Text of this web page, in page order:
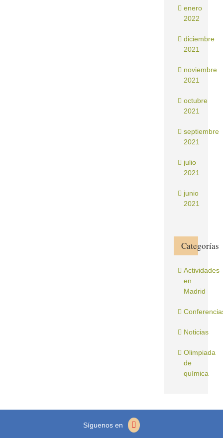
enero
2022
diciembre
2021
noviembre
2021
octubre
2021
septiembre
2021
julio
2021
junio
2021
Categorías
Actividades
en
Madrid
Noticias
Olimpiada
de
química
Síguenos en